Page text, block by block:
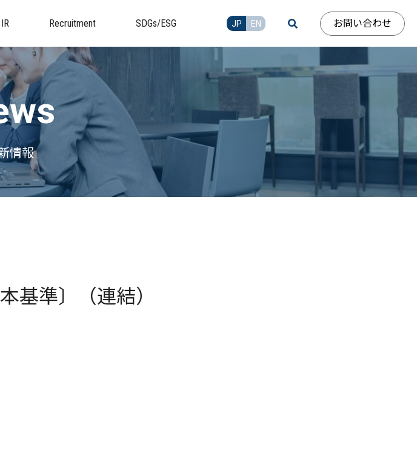
IR Recruitment SDGs/ESG JP EN お問い合わせ
情報
準〕（連結）